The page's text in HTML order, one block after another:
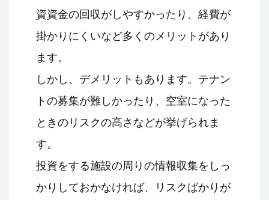
資資金の回収がしやすかったり、経費が
掛かりにくいなど多くのメリットがあり
ます。
しかし、デメリットもあります。テナン
トの募集が難しかったり、空室になった
ときのリスクの高さなどが挙げられま
す。
投資をする施設の周りの情報収集をしっ
かりしておかなければ、リスクばかりが